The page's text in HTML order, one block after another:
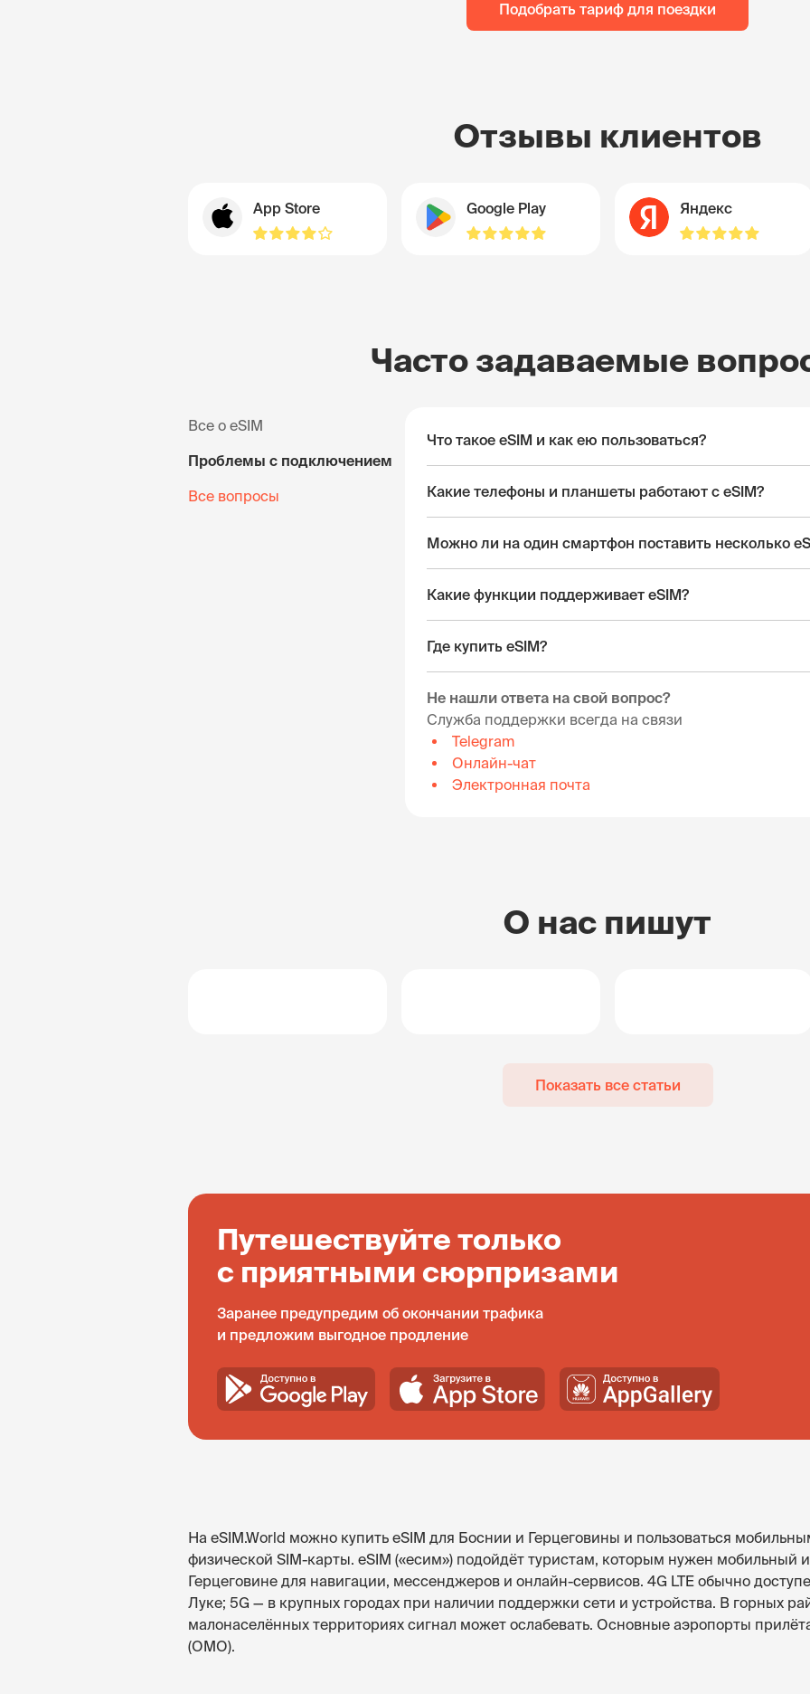
Подобрать тариф для поездки
Отзывы клиентов
App Store Google Play Яндекс
Часто задаваемые
Все о eSIM
Проблемы с подключением
Все вопросы
Что такое eSIM и как ею пользоваться?
Какие телефоны и планшеты работают с eSIM?
Можно ли на один смартфон поставить несколько
Какие функции поддерживает eSIM?
Где купить eSIM?
Не нашли ответа на свой вопрос?
Служба поддержки всегда на связи
Telegram
Онлайн-чат
Электронная почта
О нас пишут
Показать все статьи
Путешествуйте только
с приятными сюрпризами
Заранее предупредим об окончании трафика
и предложим выгодное продление
На eSIM.World можно купить eSIM для Боснии и Герцеговины и пользоваться
физической SIM-карты. eSIM («есим») подойдёт туристам, которым нужен мобильный
Герцеговине для навигации, мессенджеров и онлайн-сервисов. 4G LTE обычно
Луке; 5G — в крупных городах при наличии поддержки сети и устройства. В горных
малонаселённых территориях сигнал может ослабевать. Основные аэропорты
(OMO).